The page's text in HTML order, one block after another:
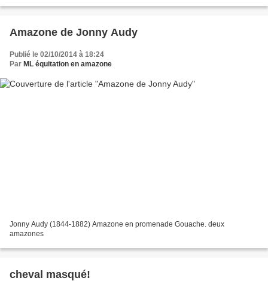
Amazone de Jonny Audy
Publié le 02/10/2014 à 18:24
Par ML équitation en amazone
Jonny Audy (1844-1882) Amazone en promenade Gouache. deux
amazones
cheval masqué!